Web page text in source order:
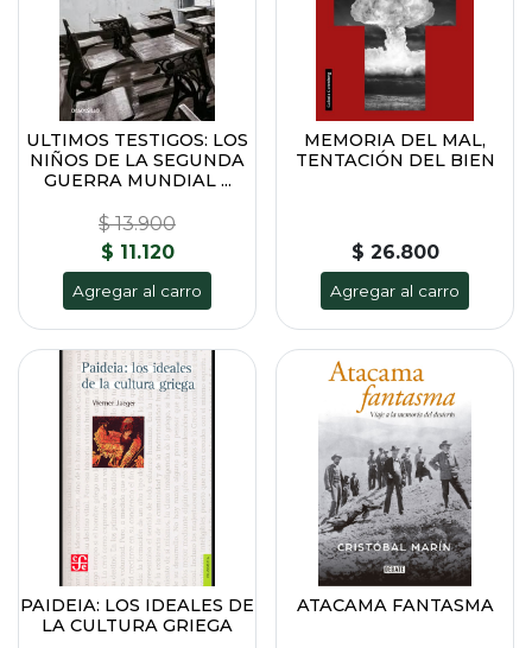
ULTIMOS TESTIGOS: LOS
NIÑOS DE LA SEGUNDA
GUERRA MUNDIAL ...
$ 13.900
$ 11.120
Agregar al carro
MEMORIA DEL MAL,
TENTACIÓN DEL BIEN
$ 26.800
Agregar al carro
PAIDEIA: LOS IDEALES DE
LA CULTURA GRIEGA
ATACAMA FANTASMA